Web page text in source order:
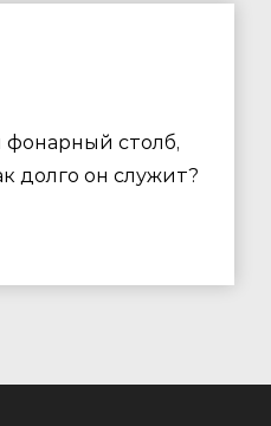
столб,
долго он служит?